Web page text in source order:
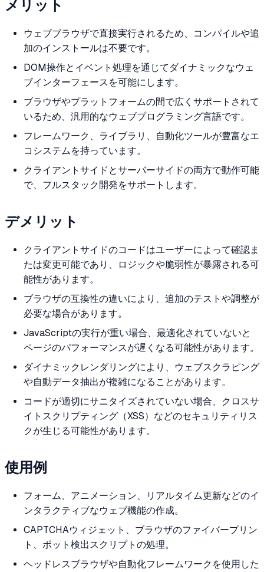
メリット
ウェブブラウザで直接実行されるため、コンパイルや追
加のインストールは不要です。
DOM操作とイベント処理を通じてダイナミックなウェ
ブインターフェースを可能にします。
ブラウザやプラットフォームの間で広くサポートされて
いるため、汎用的なウェブプログラミング言語です。
フレームワーク、ライブラリ、自動化ツールが豊富なエ
コシステムを持っています。
クライアントサイドとサーバーサイドの両方で動作可能
で、フルスタック開発をサポートします。
デメリット
クライアントサイドのコードはユーザーによって確認ま
たは変更可能であり、ロジックや脆弱性が暴露される可
能性があります。
ブラウザの互換性の違いにより、追加のテストや調整が
必要な場合があります。
JavaScriptの実行が重い場合、最適化されていないと
ページのパフォーマンスが遅くなる可能性があります。
ダイナミックレンダリングにより、ウェブスクラピング
や自動データ抽出が複雑になることがあります。
コードが適切にサニタイズされていない場合、クロスサ
イトスクリプティング（XSS）などのセキュリティリス
クが生じる可能性があります。
使用例
フォーム、アニメーション、リアルタイム更新などのイ
ンタラクティブなウェブ機能の作成。
CAPTCHAウィジェット、ブラウザのファイバープリン
ト、ボット検出スクリプトの処理。
ヘッドレスブラウザや自動化フレームワークを使用した